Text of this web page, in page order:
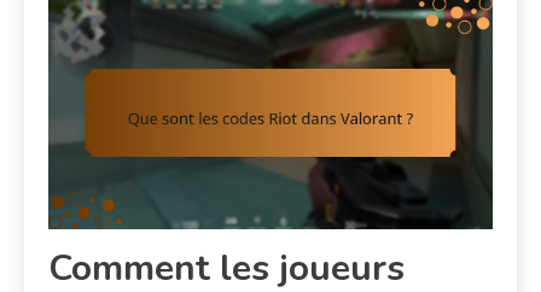
Comment les joueurs